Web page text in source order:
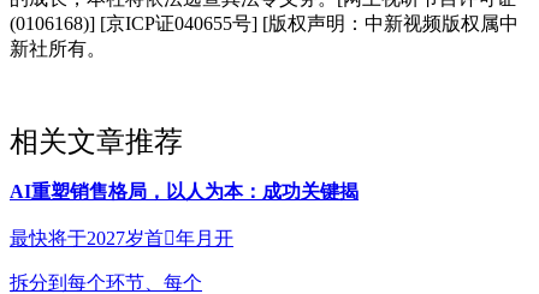
(0106168)] [京ICP证040655号] [版权声明：中新视频版权属中
新社所有。
相关文章推荐
AI重塑销售格局，以人为本：成功关键揭
最快将于2027岁首年月开
拆分到每个环节、每个